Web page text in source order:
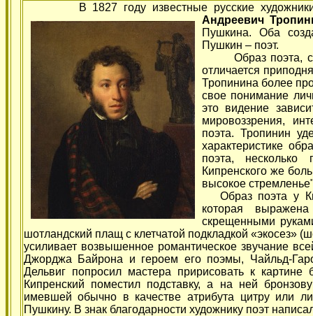
В 1827 году известные русские
Андреевич
Пушкина. Оба
Пушкин – поэт.
Образ поэта,
отличается
Тропинина более
свое понимание
это видение
мировоззрения,
поэта. Тропинин
характеристике
поэта, несколько
Кипренского же
высокое
Образ поэта у
которая
скрещенными
шотландский плащ с клетчатой подкладкой «экосез»
усиливает возвышенное романтическое звучание
Джорджа Байрона и героем его поэмы, Чайльд-
Дельвиг попросил мастера пририсовать к
Кипренский поместил подставку, а на ней
имевшей обычно в качестве атрибута цитру или
Пушкину. В знак благодарности художнику поэт